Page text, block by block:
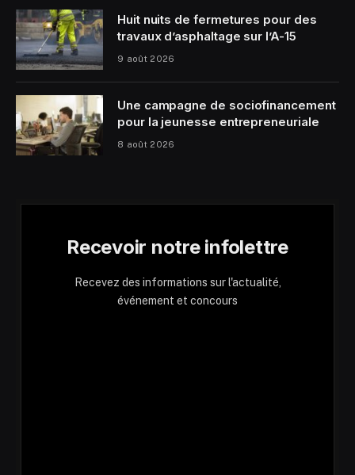
Huit nuits de fermetures pour des
travaux d’asphaltage sur l’A-15
9 août 2026
Une campagne de sociofinancement
pour la jeunesse entrepreneuriale
8 août 2026
Recevoir notre infolettre
Recevez des informations sur l'actualité,
événement et concours